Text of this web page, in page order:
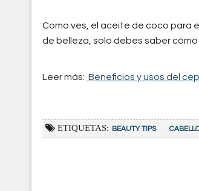
Como ves, el aceite de coco para
de belleza, solo debes saber
Leer más: Beneficios y usos del
ETIQUETAS: BEAUTY TIPS